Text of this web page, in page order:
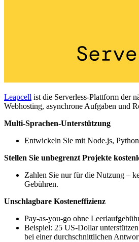
Leapcell ist die Serverless-Plattform der
Webhosting, asynchrone Aufgaben und
Multi-Sprachen-Unterstützung
Entwickeln Sie mit Node.js,
Stellen Sie unbegrenzt Projekte
Zahlen Sie nur für die Nutzung –
Gebühren.
Unschlagbare Kosteneffizienz
Pay-as-you-go ohne
Beispiel: 25 US-Dollar
bei einer durchschnittlichen